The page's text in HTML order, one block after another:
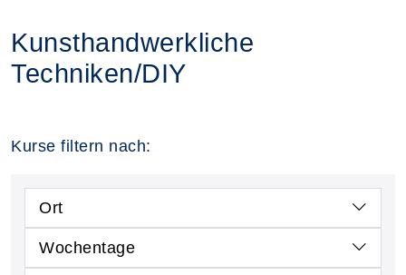
Kunsthandwerkliche
Techniken/DIY
Kurse filtern nach:
Ort
Wochentage